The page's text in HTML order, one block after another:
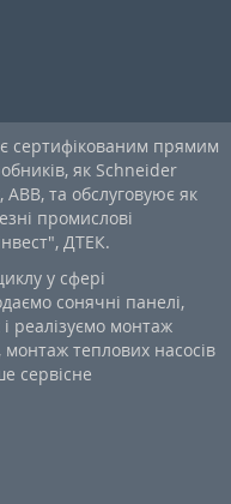
сертифікованим прямим
як Schneider
та обслуговуює як
промислові
ДТЕК.
у сфері
сонячні панелі,
і реалізуємо монтаж
теплових насосів
сервісне